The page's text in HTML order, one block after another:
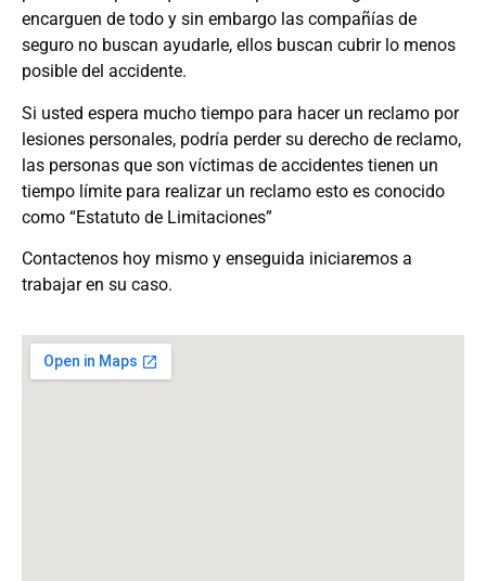
encarguen de todo y sin embargo las compañías de
seguro no buscan ayudarle, ellos buscan cubrir lo menos
posible del accidente.
Si usted espera mucho tiempo para hacer un reclamo por
lesiones personales, podría perder su derecho de reclamo,
las personas que son víctimas de accidentes tienen un
tiempo límite para realizar un reclamo esto es conocido
como “Estatuto de Limitaciones”
Contactenos hoy mismo y enseguida iniciaremos a
trabajar en su caso.